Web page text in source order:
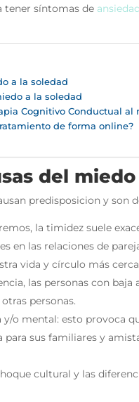
tener síntomas de ansiedad
a la soledad
a la soledad
Cognitivo Conductual al
de forma online?
del
predisposicion y son
la timidez suele
en las relaciones de
vida y círculo más
las personas con
personas.
y/o mental: esto provoca
sus familiares y
cultural y las